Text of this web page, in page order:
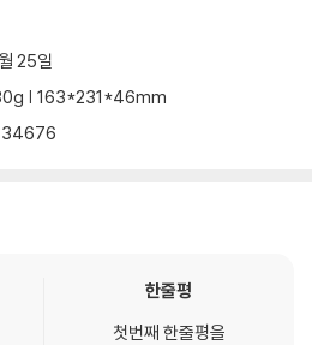
in the workplace and in ed
25일
| 163*231*46mm
한줄평
첫번째 한줄평을